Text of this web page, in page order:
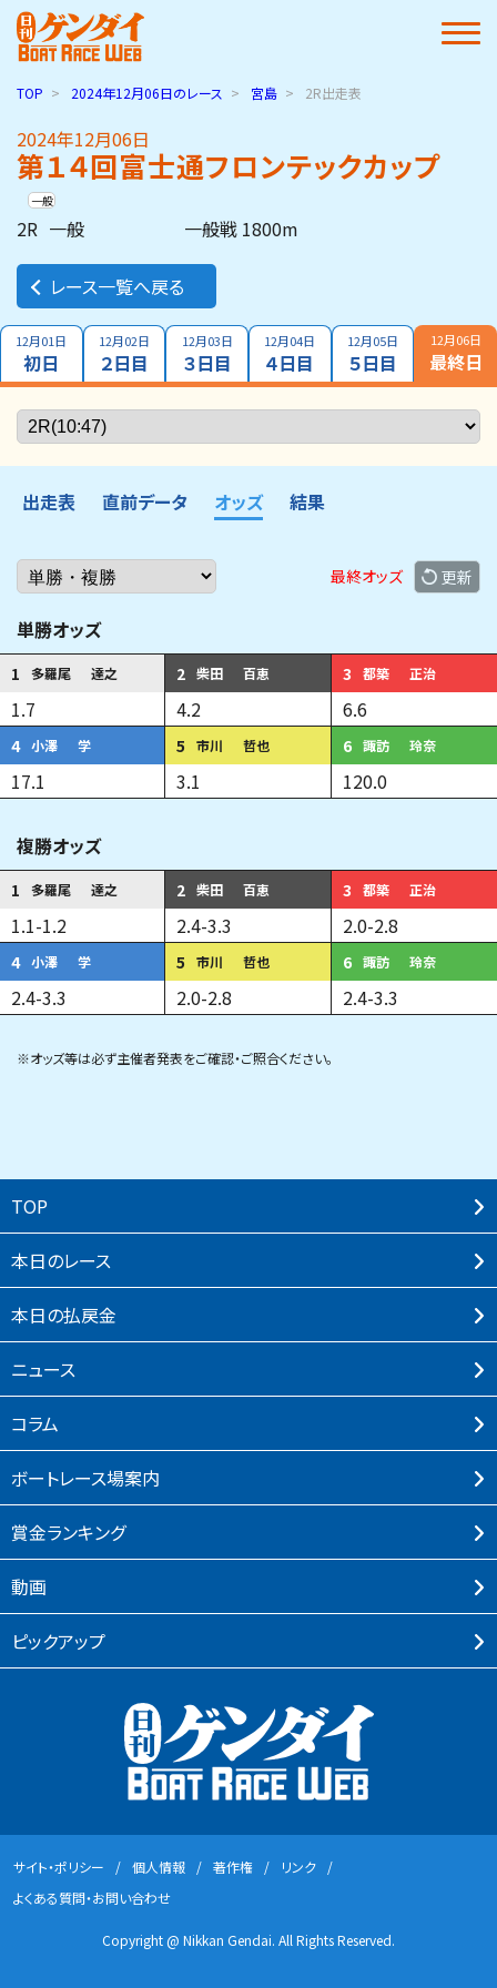
TOP 2024年12月06日のレース 宮島 2R出走表
2024年12月06日
第１４回富士通フロンテックカップ
一般
2R 一般 一般戦 1800m
レース一覧へ戻る
12月01日
初日
12月02日
２日目
12月03日
３日目
12月04日
４日目
12月05日
５日目
12月06日
最終日
出走表 直前データ オッズ 結果
最終オッズ 更新
単勝オッズ
1 多羅尾 達之
1.7
2 柴田 百恵
4.2
3 都築 正治
6.6
4 小澤 学
17.1
5 市川 哲也
3.1
6 諏訪 玲奈
120.0
複勝オッズ
1 多羅尾 達之
1.1-1.2
2 柴田 百恵
2.4-3.3
3 都築 正治
2.0-2.8
4 小澤 学
2.4-3.3
5 市川 哲也
2.0-2.8
6 諏訪 玲奈
2.4-3.3
※オッズ等は必ず主催者発表をご確認・ご照合ください。
TOP
本⽇のレース
本⽇の払戻⾦
ニュース
コラム
ボートレース場案内
賞⾦ランキング
動画
ピックアップ
サイト・ポリシー 個⼈情報 著作権
リンク
よくある質問・お問い合わせ
Copyright @ Nikkan Gendai. All Rights Reserved.